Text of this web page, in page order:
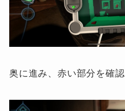
奥に進み、赤い部分を確認